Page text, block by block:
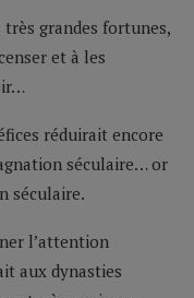
grandes fortunes,
et à les
réduirait encore
séculaire… or
séculaire.
l’attention
aux dynasties